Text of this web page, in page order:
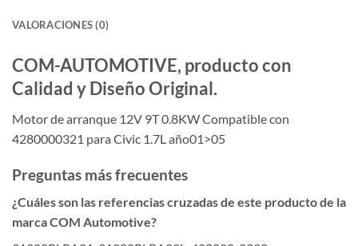
VALORACIONES (0)
COM-AUTOMOTIVE, producto con
Calidad y Diseño Original.
Motor de arranque 12V 9T 0.8KW Compatible con
4280000321 para Civic 1.7L año01>05
Preguntas más frecuentes
¿Cuáles son las referencias cruzadas de este producto de la
marca COM Automotive?